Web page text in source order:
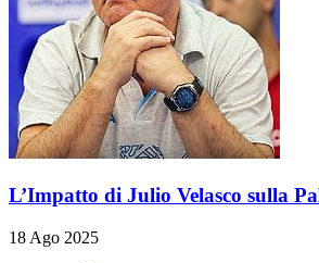
L’Impatto di Julio Velasco sulla
18 Ago 2025